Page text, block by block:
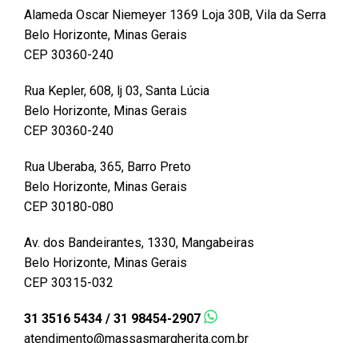
Alameda Oscar Niemeyer 1369 Loja 30B, Vila da Serra
Belo Horizonte, Minas Gerais
CEP 30360-240
Rua Kepler, 608, lj 03, Santa Lúcia
Belo Horizonte, Minas Gerais
CEP 30360-240
Rua Uberaba, 365, Barro Preto
Belo Horizonte, Minas Gerais
CEP 30180-080
Av. dos Bandeirantes, 1330, Mangabeiras
Belo Horizonte, Minas Gerais
CEP 30315-032
31 3516 5434 / 31 98454-2907
atendimento@massasmargherita.com.br